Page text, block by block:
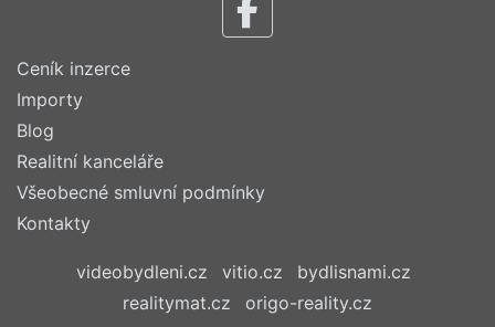
Ceník inzerce
Importy
Blog
Realitní kanceláře
Všeobecné smluvní podmínky
Kontakty
videobydleni.cz vitio.cz
bydlisnami.cz
realitymat.cz
origo-reality.cz